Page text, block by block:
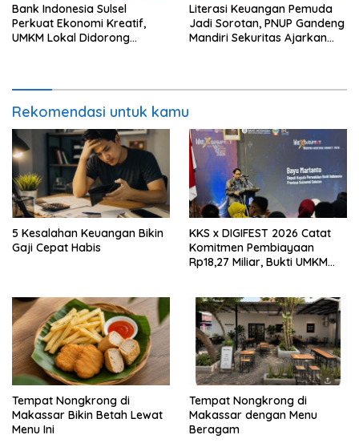
Bank Indonesia Sulsel
Perkuat Ekonomi Kreatif,
UMKM Lokal Didorong
Literasi Keuangan Pemuda
Jadi Sorotan, PNUP Gandeng
Mandiri Sekuritas Ajarkan
Rekomendasi untuk kamu
5 Kesalahan Keuangan Bikin
Gaji Cepat Habis
KKS x DIGIFEST 2026 Catat
Komitmen Pembiayaan
Rp18,27 Miliar, Bukti UMKM
Tempat Nongkrong di
Makassar Bikin Betah Lewat
Menu Ini
Tempat Nongkrong di
Makassar dengan Menu
Beragam